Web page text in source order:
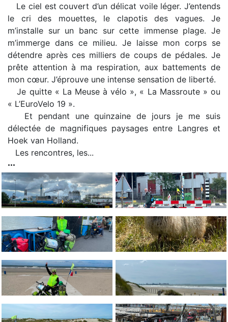
Le ciel est couvert d’un délicat voile léger. J’entends
le cri des mouettes, le clapotis des vagues. Je
m’installe sur un banc sur cette immense plage. Je
m’immerge dans ce milieu. Je laisse mon corps se
détendre après ces milliers de coups de pédales. Je
prête attention à ma respiration, aux battements de
mon cœur. J’éprouve une intense sensation de liberté.
Je quitte « La Meuse à vélo », « La Massroute » ou
« L’EuroVelo 19 ».
Et pendant une quinzaine de jours je me suis
délectée de magnifiques paysages entre Langres et
Hoek van Holland.
Les rencontres, les...